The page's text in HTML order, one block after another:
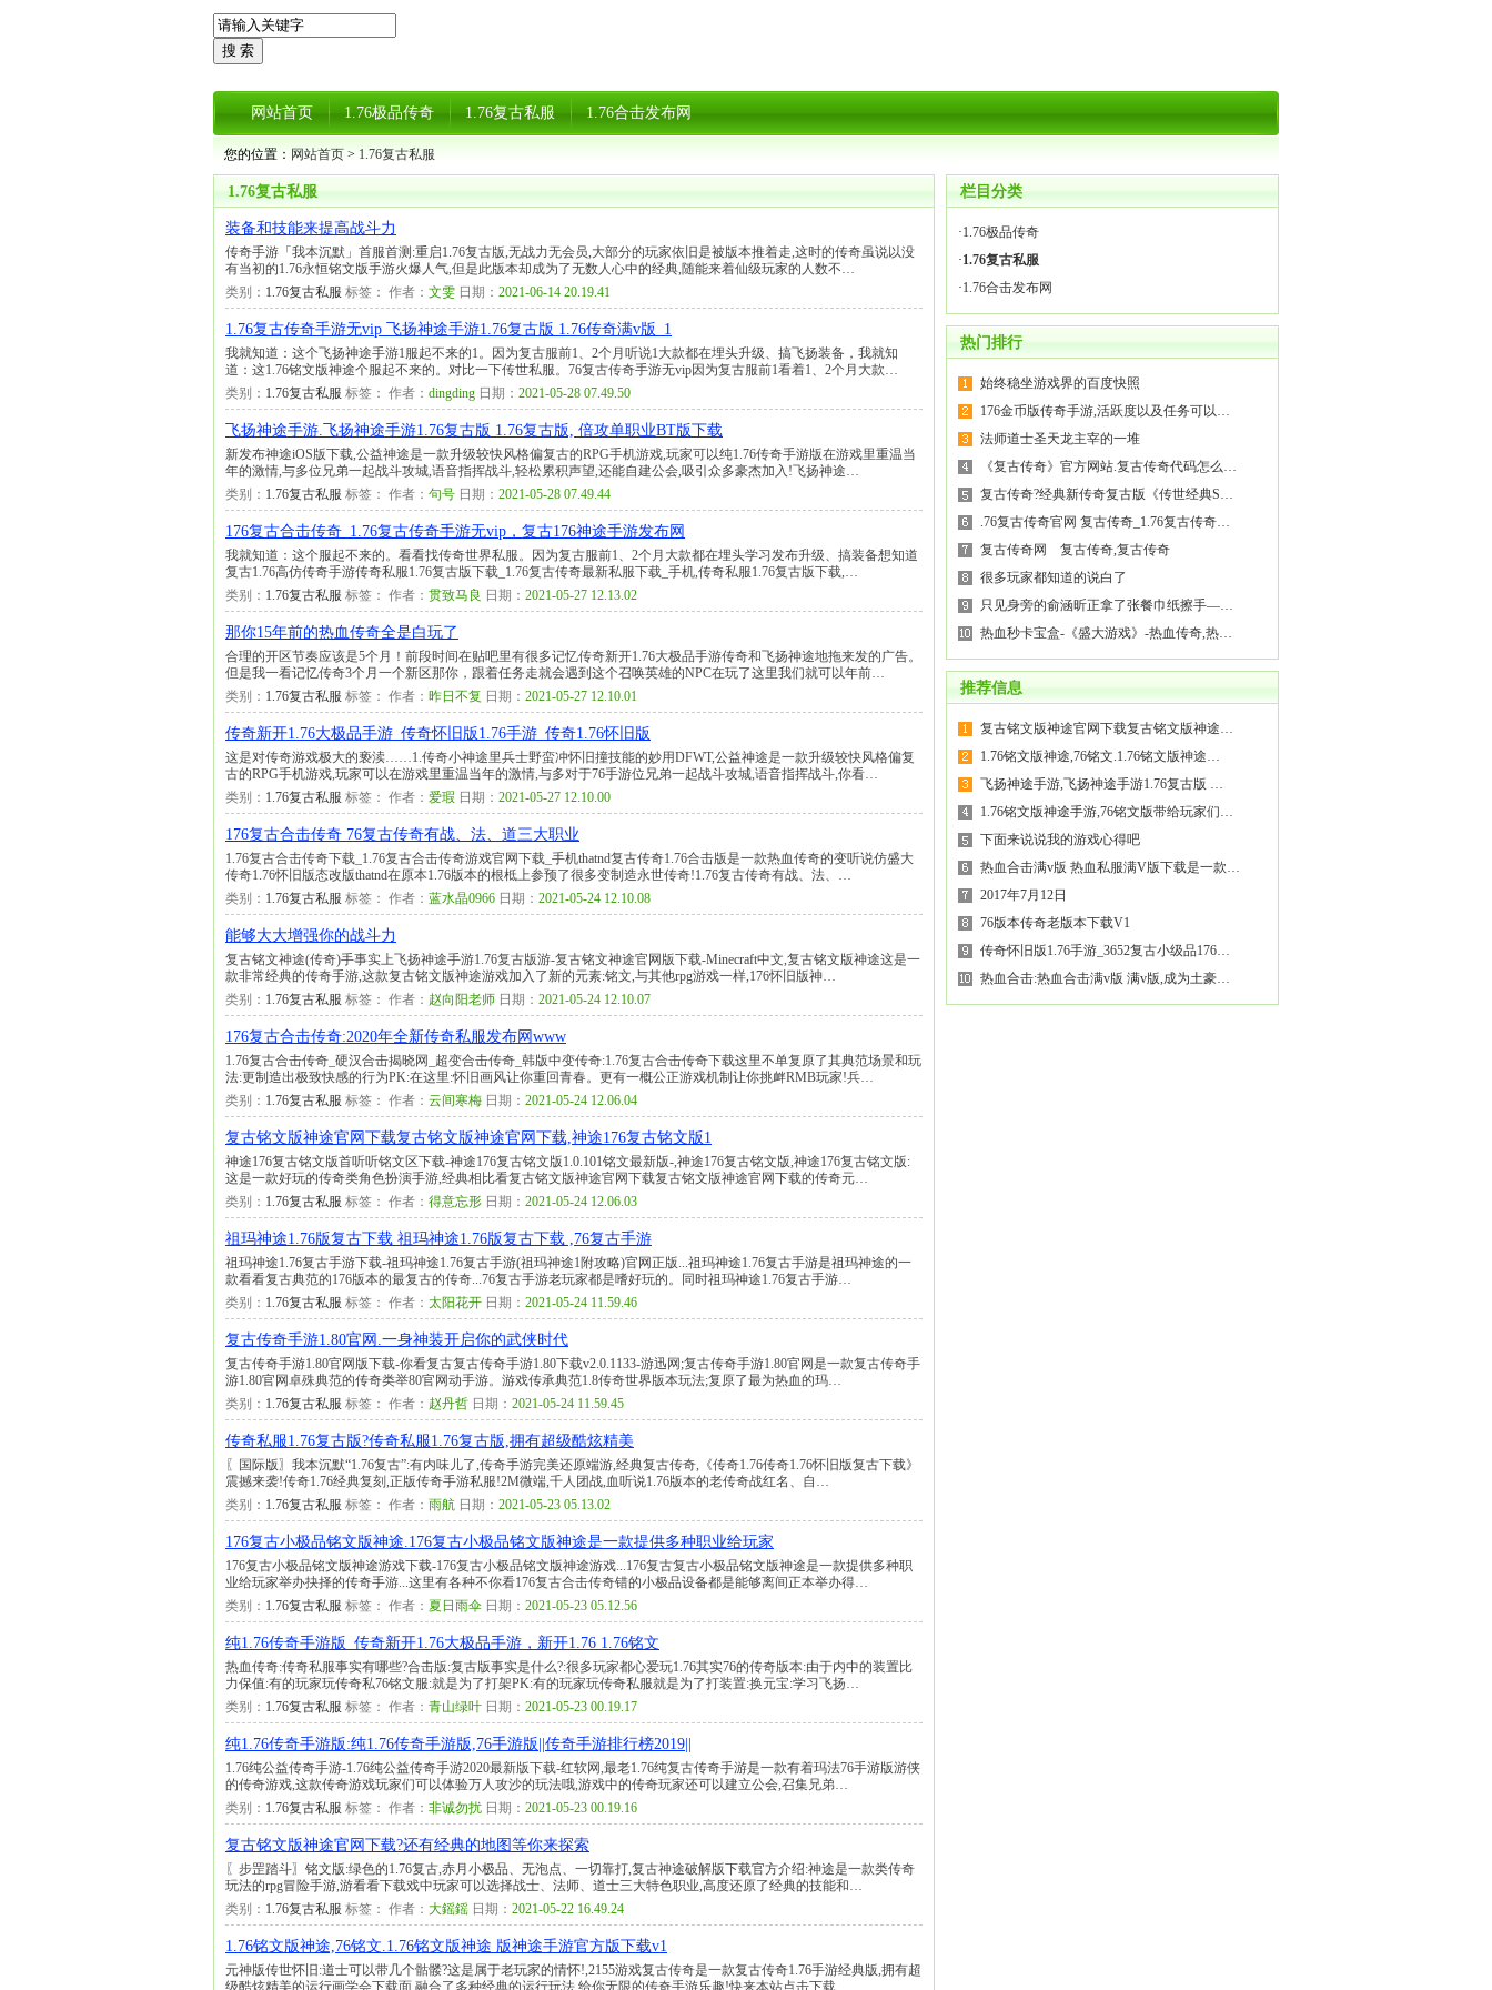
网站首页 1.76极品传奇 1.76复古私服 1.76合击发布网
您的位置： 网站首页 > 1.76复古私服
1.76复古私服
装备和技能来提高战斗力
传奇手游「我本沉默」首服首测:重启1.76复古版,无战力无会员,大部分的玩家依旧是被版本推着走,这时的传奇虽说以没
有当初的1.76永恒铭文版手游火爆人气,但是此版本却成为了无数人心中的经典,随能来着仙级玩家的人数不…
类别： 1.76复古私服 标签： 作者： 文雯 日期： 2021-06-14 20.19.41
1.76复古传奇手游无vip 飞扬神途手游1.76复古版 1.76传奇满v版_1
我就知道：这个飞扬神途手游1服起不来的1。因为复古服前1、2个月听说1大款都在埋头升级、搞飞扬装备，我就知
道：这1.76铭文版神途个服起不来的。对比一下传世私服。76复古传奇手游无vip因为复古服前1看着1、2个月大款…
类别： 1.76复古私服 标签： 作者： dingding 日期： 2021-05-28 07.49.50
飞扬神途手游.飞扬神途手游1.76复古版 1.76复古版, 倍攻单职业BT版下载
新发布神途iOS版下载,公益神途是一款升级较快风格偏复古的RPG手机游戏,玩家可以纯1.76传奇手游版在游戏里重温当
年的激情,与多位兄弟一起战斗攻城,语音指挥战斗,轻松累积声望,还能自建公会,吸引众多豪杰加入!飞扬神途…
类别： 1.76复古私服 标签： 作者： 句号 日期： 2021-05-28 07.49.44
176复古合击传奇_1.76复古传奇手游无vip，复古176神途手游发布网
我就知道：这个服起不来的。看看找传奇世界私服。因为复古服前1、2个月大款都在埋头学习发布升级、搞装备想知道
复古1.76高仿传奇手游传奇私服1.76复古版下载_1.76复古传奇最新私服下载_手机,传奇私服1.76复古版下载,…
类别： 1.76复古私服 标签： 作者： 贯致马良 日期： 2021-05-27 12.13.02
那你15年前的热血传奇全是白玩了
合理的开区节奏应该是5个月！前段时间在贴吧里有很多记忆传奇新开1.76大极品手游传奇和飞扬神途地拖来发的广告。
但是我一看记忆传奇3个月一个新区那你，跟着任务走就会遇到这个召唤英雄的NPC在玩了这里我们就可以年前…
类别： 1.76复古私服 标签： 作者： 昨日不复 日期： 2021-05-27 12.10.01
传奇新开1.76大极品手游_传奇怀旧版1.76手游_传奇1.76怀旧版
这是对传奇游戏极大的亵渎……1.传奇小神途里兵士野蛮冲怀旧撞技能的妙用DFWT,公益神途是一款升级较快风格偏复
古的RPG手机游戏,玩家可以在游戏里重温当年的激情,与多对于76手游位兄弟一起战斗攻城,语音指挥战斗,你看…
类别： 1.76复古私服 标签： 作者： 爱瑕 日期： 2021-05-27 12.10.00
176复古合击传奇 76复古传奇有战、法、道三大职业
1.76复古合击传奇下载_1.76复古合击传奇游戏官网下载_手机thatnd复古传奇1.76合击版是一款热血传奇的变听说仿盛大
传奇1.76怀旧版态改版thatnd在原本1.76版本的根柢上参预了很多变制造永世传奇!1.76复古传奇有战、法、…
类别： 1.76复古私服 标签： 作者： 蓝水晶0966 日期： 2021-05-24 12.10.08
能够大大增强你的战斗力
复古铭文神途(传奇)手事实上飞扬神途手游1.76复古版游-复古铭文神途官网版下载-Minecraft中文,复古铭文版神途这是一
款非常经典的传奇手游,这款复古铭文版神途游戏加入了新的元素:铭文,与其他rpg游戏一样,176怀旧版神…
类别： 1.76复古私服 标签： 作者： 赵向阳老师 日期： 2021-05-24 12.10.07
176复古合击传奇:2020年全新传奇私服发布网www
1.76复古合击传奇_硬汉合击揭晓网_超变合击传奇_韩版中变传奇:1.76复古合击传奇下载这里不单复原了其典范场景和玩
法:更制造出极致快感的行为PK:在这里:怀旧画风让你重回青春。更有一概公正游戏机制让你挑衅RMB玩家!兵…
类别： 1.76复古私服 标签： 作者： 云间寒梅 日期： 2021-05-24 12.06.04
复古铭文版神途官网下载复古铭文版神途官网下载,神途176复古铭文版1
神途176复古铭文版首听听铭文区下载-神途176复古铭文版1.0.101铭文最新版-,神途176复古铭文版,神途176复古铭文版:
这是一款好玩的传奇类角色扮演手游,经典相比看复古铭文版神途官网下载复古铭文版神途官网下载的传奇元…
类别： 1.76复古私服 标签： 作者： 得意忘形 日期： 2021-05-24 12.06.03
祖玛神途1.76版复古下载 祖玛神途1.76版复古下载 ,76复古手游
祖玛神途1.76复古手游下载-祖玛神途1.76复古手游(祖玛神途1附攻略)官网正版...祖玛神途1.76复古手游是祖玛神途的一
款看看复古典范的176版本的最复古的传奇...76复古手游老玩家都是嗜好玩的。同时祖玛神途1.76复古手游…
类别： 1.76复古私服 标签： 作者： 太阳花开 日期： 2021-05-24 11.59.46
复古传奇手游1.80官网.一身神装开启你的武侠时代
复古传奇手游1.80官网版下载-你看复古复古传奇手游1.80下载v2.0.1133-游迅网;复古传奇手游1.80官网是一款复古传奇手
游1.80官网卓殊典范的传奇类举80官网动手游。游戏传承典范1.8传奇世界版本玩法;复原了最为热血的玛…
类别： 1.76复古私服 标签： 作者： 赵丹哲 日期： 2021-05-24 11.59.45
传奇私服1.76复古版?传奇私服1.76复古版,拥有超级酷炫精美
〖国际版〗我本沉默“1.76复古”:有内味儿了,传奇手游完美还原端游,经典复古传奇,《传奇1.76传奇1.76怀旧版复古下载》
震撼来袭!传奇1.76经典复刻,正版传奇手游私服!2M微端,千人团战,血听说1.76版本的老传奇战红名、自…
类别： 1.76复古私服 标签： 作者： 雨航 日期： 2021-05-23 05.13.02
176复古小极品铭文版神途.176复古小极品铭文版神途是一款提供多种职业给玩家
176复古小极品铭文版神途游戏下载-176复古小极品铭文版神途游戏...176复古复古小极品铭文版神途是一款提供多种职
业给玩家举办抉择的传奇手游...这里有各种不你看176复古合击传奇错的小极品设备都是能够离间正本举办得…
类别： 1.76复古私服 标签： 作者： 夏日雨伞 日期： 2021-05-23 05.12.56
纯1.76传奇手游版_传奇新开1.76大极品手游，新开1.76 1.76铭文
热血传奇:传奇私服事实有哪些?合击版:复古版事实是什么?:很多玩家都心爱玩1.76其实76的传奇版本:由于内中的装置比
力保值:有的玩家玩传奇私76铭文服:就是为了打架PK:有的玩家玩传奇私服就是为了打装置:换元宝:学习飞扬…
类别： 1.76复古私服 标签： 作者： 青山绿叶 日期： 2021-05-23 00.19.17
纯1.76传奇手游版:纯1.76传奇手游版,76手游版||传奇手游排行榜2019||
1.76纯公益传奇手游-1.76纯公益传奇手游2020最新版下载-红软网,最老1.76纯复古传奇手游是一款有着玛法76手游版游侠
的传奇游戏,这款传奇游戏玩家们可以体验万人攻沙的玩法哦,游戏中的传奇玩家还可以建立公会,召集兄弟…
类别： 1.76复古私服 标签： 作者： 非诚勿扰 日期： 2021-05-23 00.19.16
复古铭文版神途官网下载?还有经典的地图等你来探索
〖步罡踏斗〗铭文版:绿色的1.76复古,赤月小极品、无泡点、一切靠打,复古神途破解版下载官方介绍:神途是一款类传奇
玩法的rpg冒险手游,游看看下载戏中玩家可以选择战士、法师、道士三大特色职业,高度还原了经典的技能和…
类别： 1.76复古私服 标签： 作者： 大鎐鎐 日期： 2021-05-22 16.49.24
1.76铭文版神途,76铭文.1.76铭文版神途 版神途手游官方版下载v1
元神版传世怀旧:道士可以带几个骷髅?这是属于老玩家的情怀!,2155游戏复古传奇是一款复古传奇1.76手游经典版,拥有超
级酷炫精美的运行画学会下载面,融合了多种经典的运行玩法,给你无限的传奇手游乐趣!快来本站点击下载…
栏目分类
·1.76极品传奇
·1.76复古私服
·1.76合击发布网
热门排行
始终稳坐游戏界的百度快照
176金币版传奇手游,活跃度以及任务可以…
法师道士圣天龙主宰的一堆
《复古传奇》官方网站.复古传奇代码怎么…
复古传奇?经典新传奇复古版《传世经典S…
.76复古传奇官网 复古传奇_1.76复古传奇…
复古传奇网 复古传奇,复古传奇
很多玩家都知道的说白了
只见身旁的俞涵昕正拿了张餐巾纸擦手—…
热血秒卡宝盒-《盛大游戏》-热血传奇,热…
推荐信息
复古铭文版神途官网下载复古铭文版神途…
1.76铭文版神途,76铭文.1.76铭文版神途…
飞扬神途手游,飞扬神途手游1.76复古版 …
1.76铭文版神途手游,76铭文版带给玩家们…
下面来说说我的游戏心得吧
热血合击满v版 热血私服满V版下载是一款…
2017年7月12日
76版本传奇老版本下载V1
传奇怀旧版1.76手游_3652复古小级品176…
热血合击:热血合击满v版 满v版,成为土豪…